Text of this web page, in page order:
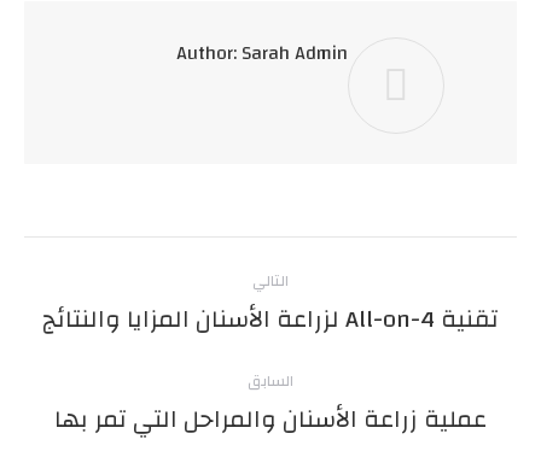
Author:Sarah Admin
Post
navigation
السابق
المنشور
عملية زراعة الأسنان والمراحل التي تمر بها
التالي
المنشور
تقنية All-on-4 لزراعة الأسنان المزايا والنتائج